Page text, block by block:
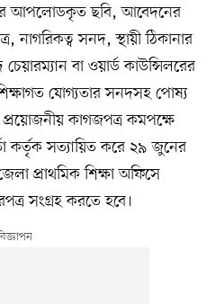
আপলোডকৃত ছবি, আবেদনের
নাগরিকত্ব সনদ, স্থায়ী ঠিকানার
বা ওয়ার্ড কাউন্সিলরের
যোগ্যতার সনদসহ পোষ্য
কাগজপত্র কমপক্ষে
কর্তৃক সত্যায়িত করে ২৯ জুনের
প্রাথমিক শিক্ষা অফিসে
সংগ্রহ করতে হবে।